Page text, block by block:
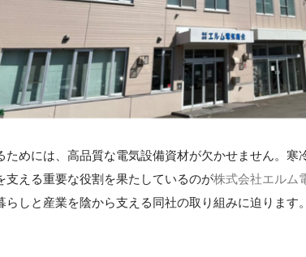
めには、高品質な電気設備資材が欠かせません。寒
える重要な役割を果たしているのが株式会社エルム
しと産業を陰から支える同社の取り組みに迫ります。